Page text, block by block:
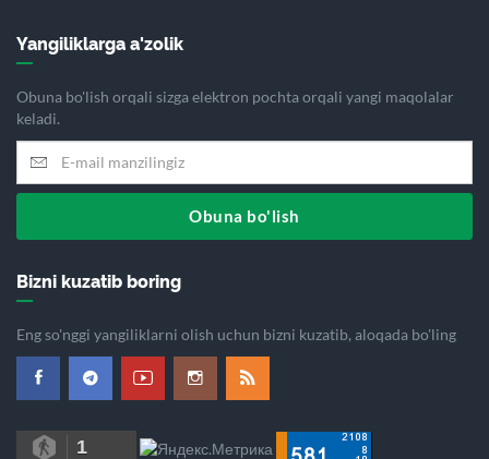
Yangiliklarga a'zolik
Obuna bo'lish orqali sizga elektron pochta orqali yangi maqolalar
keladi.
Obuna bo'lish
Bizni kuzatib boring
Eng so'nggi yangiliklarni olish uchun bizni kuzatib, aloqada bo'ling
1